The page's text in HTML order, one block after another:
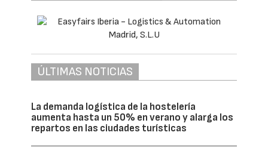
ÚLTIMAS NOTICIAS
La demanda logística de la hostelería
aumenta hasta un 50% en verano y alarga los
repartos en las ciudades turísticas